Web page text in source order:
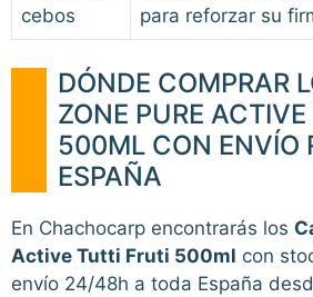
cebos
para reforzar su
DÓNDE COMPRAR
ZONE PURE
500ML CON ENVÍO
ESPAÑA
En Chachocarp encontrarás los
Active Tutti Fruti 500ml con
envío 24/48h a toda España